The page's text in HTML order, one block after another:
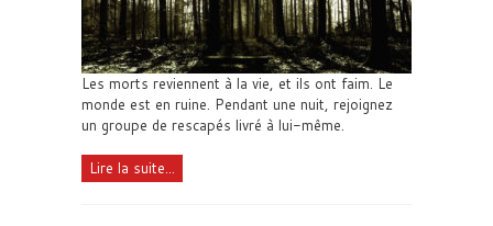
Les morts reviennent à la vie, et ils ont faim. Le
monde est en ruine. Pendant une nuit, rejoignez
un groupe de rescapés livré à lui-même.
Lire la suite...